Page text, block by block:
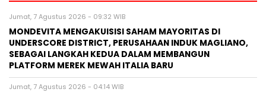
Jumat, 7 Agustus 2026 - 09:32 WIB
MONDEVITA MENGAKUISISI SAHAM MAYORITAS DI
UNDERSCORE DISTRICT, PERUSAHAAN INDUK MAGLIANO,
SEBAGAI LANGKAH KEDUA DALAM MEMBANGUN
PLATFORM MEREK MEWAH ITALIA BARU
Jumat, 7 Agustus 2026 - 04:14 WIB